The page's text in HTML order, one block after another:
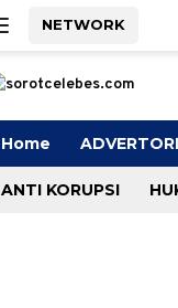
NETWORK
Home
ANTI KORUPSI